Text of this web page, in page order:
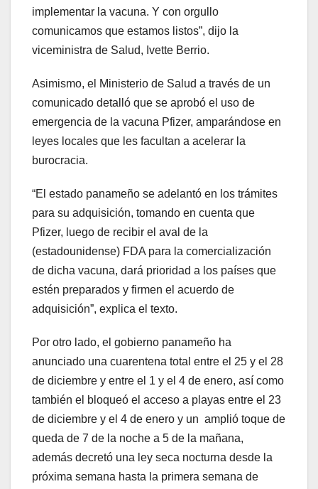
implementar la vacuna. Y con orgullo
comunicamos que estamos listos”, dijo la
viceministra de Salud, Ivette Berrio.
Asimismo, el Ministerio de Salud a través de un
comunicado detalló que se aprobó el uso de
emergencia de la vacuna Pfizer, amparándose en
leyes locales que les facultan a acelerar la
burocracia.
“El estado panameño se adelantó en los trámites
para su adquisición, tomando en cuenta que
Pfizer, luego de recibir el aval de la
(estadounidense) FDA para la comercialización
de dicha vacuna, dará prioridad a los países que
estén preparados y firmen el acuerdo de
adquisición”, explica el texto.
Por otro lado, el gobierno panameño ha
anunciado una cuarentena total entre el 25 y el 28
de diciembre y entre el 1 y el 4 de enero, así como
también el bloqueó el acceso a playas entre el 23
de diciembre y el 4 de enero y un amplió toque de
queda de 7 de la noche a 5 de la mañana,
además decretó una ley seca nocturna desde la
próxima semana hasta la primera semana de